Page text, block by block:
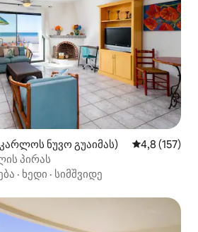
ნუვო გუაიმას) საშუალო
4,8 (157)
პირას
· ხედი · სიმშვიდე